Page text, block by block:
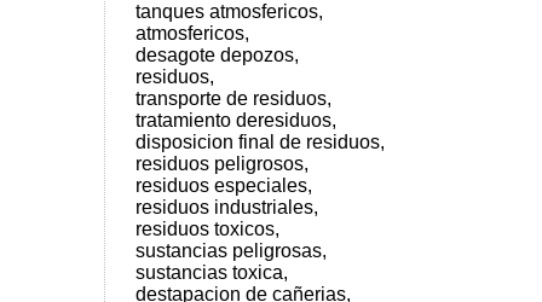
tanques atmosfericos,
atmosfericos,
desagote depozos,
residuos,
transporte de residuos,
tratamiento deresiduos,
disposicion final de residuos,
residuos peligrosos,
residuos especiales,
residuos industriales,
residuos toxicos,
sustancias peligrosas,
sustancias toxica,
destapacion de cañerias,